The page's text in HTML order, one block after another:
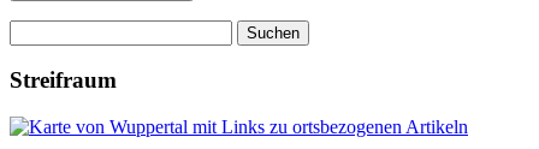
nach:
Streifraum